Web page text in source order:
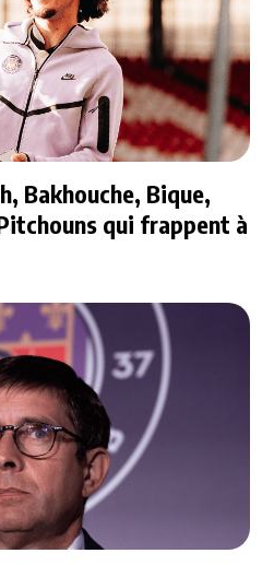
Bakhouche, Bique,
qui frappent à